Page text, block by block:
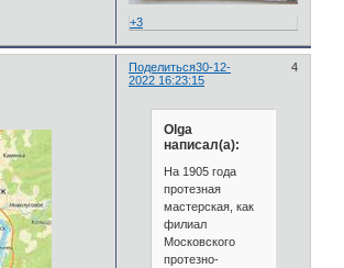
+3
Поделиться 4
30-12-
2022 16:23:15
Olga
написал(а):
На 1905 года
протезная
мастерская, как
филиал
Московского
протезно-